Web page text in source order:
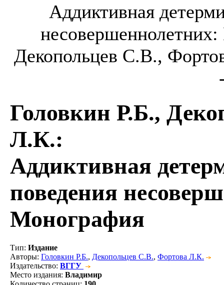
Аддиктивная
Декопольцев С.В.,
Головкин Р.Б.,
Л.К.:
Аддиктивная
поведения
Монография
Тип: Издание
Авторы: Головкин Р.Б., Декопольцев С.В., Фортова Л.К.
Издательство: ВГГУ
Место издания: Владимир